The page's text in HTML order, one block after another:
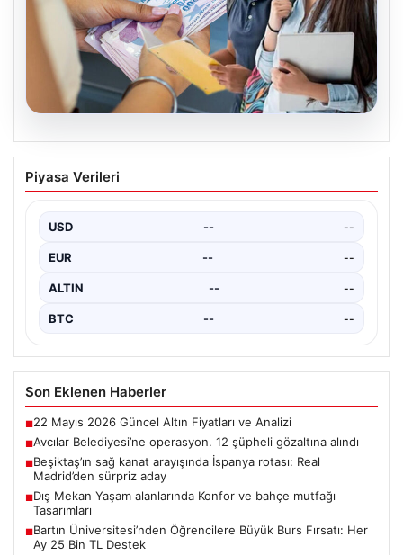
04.08.2026
Bartın Üniversitesi’nden Öğrencilere
Büyük Burs Fırsatı: Her Ay 25 Bin TL
2026 Yükseköğretim Kurumları Sınavı (YKS) tercihleri
dönüştürmek için yeni imkanlar…
Piyasa Verileri
USD -- --
EUR -- --
ALTIN -- --
BTC -- --
Son Eklenen Haberler
■22 Mayıs 2026 Güncel Altın Fiyatları ve Analizi
■Avcılar Belediyesi’ne operasyon. 12 şüpheli gözaltına alındı
■Beşiktaş’ın sağ kanat arayışında İspanya rotası: Real
Madrid’den sürpriz aday
■Dış Mekan Yaşam alanlarında Konfor ve bahçe mutfağı
Tasarımları
■Bartın Üniversitesi’nden Öğrencilere Büyük Burs Fırsatı: Her
Ay 25 Bin TL Destek